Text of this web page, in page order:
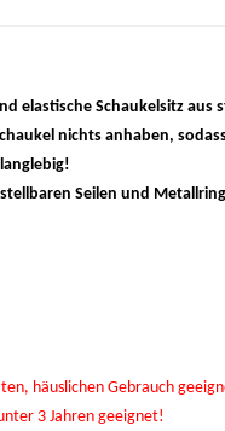
elastische Schaukelsitz
nichts anhaben,
Seilen und
häuslichen Gebrauch
3 Jahren geeignet!